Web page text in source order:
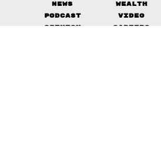
News Wealth
Podcast
Video
Opinion
Careers